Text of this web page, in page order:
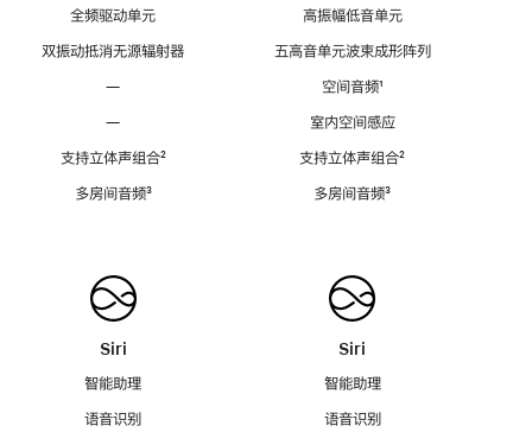
全频驱动单元
双振动抵消无源辐射器
—
—
支持立体声组合脚
²
多房间音频脚
³
Siri
智能助理
语音识别
高振幅低音单元
五高音单元波束成形阵列
空间音频脚
¹
室内空间感应
支持立体声组合脚
²
多房间音频脚
³
Siri
智能助理
语音识别